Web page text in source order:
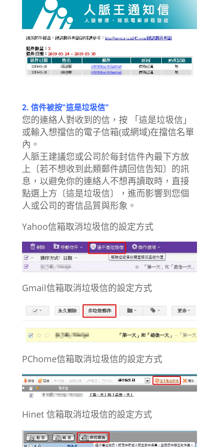
2. 信件被按"這是垃圾信"
您的連絡人對收到的信，按 「這是垃圾信」
或輸入想擋信的電子信箱(或網域)在擋信名單
內。
人脈王建議您或公司於每封信件內最下方放
上〔若不想收到此類郵件請回信告知〕的訊
息，以避免你的連絡人不想再讀取時，直接
點選上方〔這是垃圾信〕，進而影響到您個
人或公司的寄信品質與形象。
Yahoo信箱取消垃圾信的設定方式
Gmail信箱取消垃圾信的設定方式
PChome信箱取消垃圾信的設定方式
Hinet 信箱取消垃圾信的設定方式